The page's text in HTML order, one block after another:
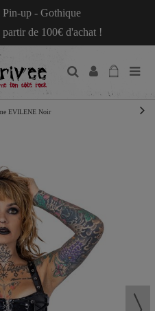
up - Gothique
de 100€ d'achat !
EVILENE Noir